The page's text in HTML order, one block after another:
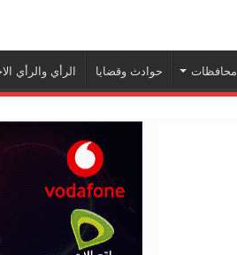
محافظات حوادث وقضايا الرأي والرأي